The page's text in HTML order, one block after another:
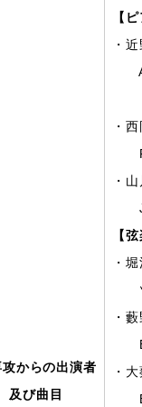
攻からの出演者
及び曲目
【
・
A.
・
F.
・
J.
【
・
ツ
・
B.
・
E.